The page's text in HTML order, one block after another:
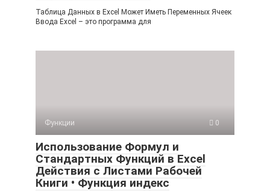
Таблица Данных в Excel Может Иметь Переменных Ячеек
Ввода Excel – это программа для
Функции 0
Использование Формул и
Стандартных Функций в Excel
Действия с Листами Рабочей
Книги • Функция индекс